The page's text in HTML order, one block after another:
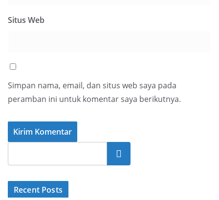
Situs Web
Simpan nama, email, dan situs web saya pada
peramban ini untuk komentar saya berikutnya.
Cari
Recent Posts